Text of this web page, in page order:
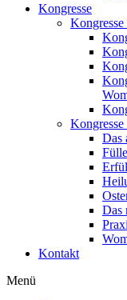
Kongresse
Kongresse
Das
Das
Kontakt
Menü